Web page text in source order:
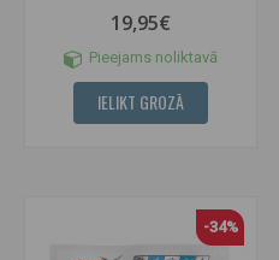
19,95€
Pieejams noliktavā
IELIKT GROZĀ
-34%